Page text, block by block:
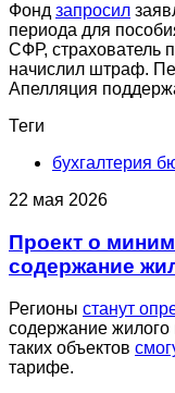
Фонд запросил
периода для
СФР, страхователь
начислил штраф.
Апелляция
Теги
бухгалтерия
22 мая 2026
Проект о
содержание
Регионы станут
содержание
таких объектов
тарифе.